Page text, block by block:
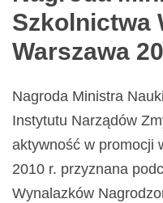
Szkolnictwa
Warszawa
Nagroda Ministra
Instytutu Narządów
aktywność w promocji
2010 r. przyznana
Wynalazków